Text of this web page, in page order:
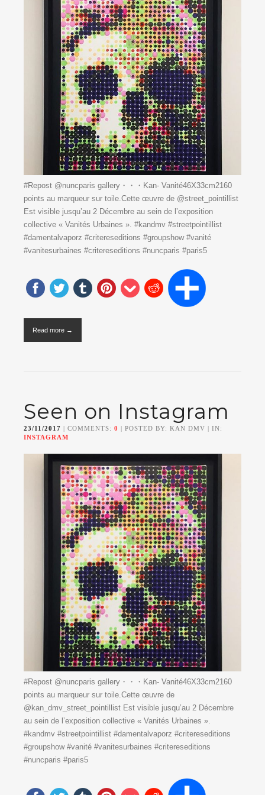
#Repost @nuncparis gallery・・・Kan- Vanité46X33cm2160
points au marqueur sur toile.Cette œuvre de @street_pointillist
Est visible jusqu’au 2 Décembre au sein de l’exposition
collective « Vanités Urbaines ». #kandmv #streetpointillist
#damentalvaporz #critereseditions #groupshow #vanité
#vanitesurbaines #critereseditions #nuncparis #paris5
Read more →
Seen on Instagram
23/11/2017 | COMMENTS: 0 | POSTED BY: KAN DMV | IN:
INSTAGRAM
#Repost @nuncparis gallery・・・Kan- Vanité46X33cm2160
points au marqueur sur toile.Cette œuvre de
@kan_dmv_street_pointillist Est visible jusqu’au 2 Décembre
au sein de l’exposition collective « Vanités Urbaines ».
#kandmv #streetpointillist #damentalvaporz #critereseditions
#groupshow #vanité #vanitesurbaines #critereseditions
#nuncparis #paris5